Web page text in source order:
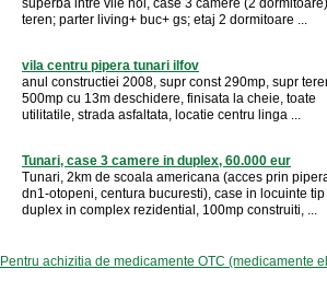
superba intre vile noi, case 3 camere (2
teren; parter living+ buc+ gs; etaj 2 dormitoare ...
vila centru pipera tunari ilfov
anul constructiei 2008, supr const 290mp, supr
500mp cu 13m deschidere, finisata la cheie, toate
utilitatile, strada asfaltata, locatie centru linga ...
Tunari, case 3 camere in duplex, 60.000 eur
Tunari, 2km de scoala americana (acces prin
dn1-otopeni, centura bucuresti), case in locuinte tip
duplex in complex rezidential, 100mp construiti, ...
Pentru achizitia de medicamente OTC (medicamente